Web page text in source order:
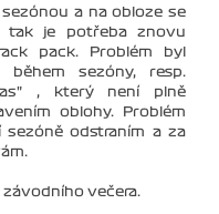
a na obloze se
tak je potřeba znovu
pack. Problém byl
během sezóny, resp.
, který není plně
oblohy. Problém
odstraním a za
závodního večera.